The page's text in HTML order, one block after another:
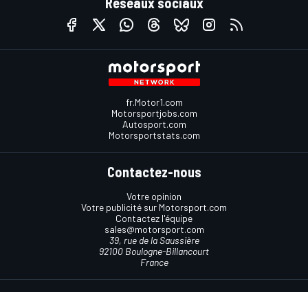
fr.Motor1.com
Motorsportjobs.com
Autosport.com
Motorsportstats.com
Contactez-nous
Votre opinion
Votre publicité sur Motorsport.com
Contactez l'équipe
sales@motorsport.com
39, rue de la Saussière
92100 Boulogne-Billancourt
France